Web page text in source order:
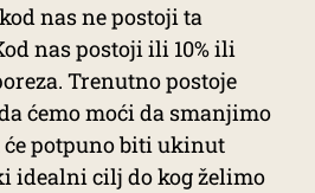
nas ne postoji ta
nas postoji ili 10% ili
Trenutno postoje
ćemo moći da smanjimo
će potpuno biti ukinut
idealni cilj do kog želimo